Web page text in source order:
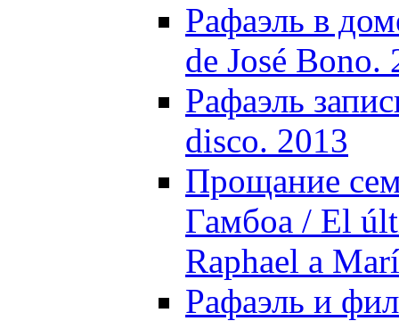
Рафаэль в
de José Bono.
Рафаэль
disco. 2013
Прощание
Гамбоа / El
Raphael a
Рафаэль и